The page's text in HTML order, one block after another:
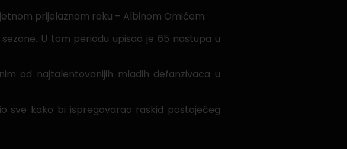
prijelaznom roku – Albinom Omićem.
U tom periodu upisao je 65 nastupa u
od najtalentovanijih mladih defanzivaca u
sve kako bi ispregovarao raskid postojećeg